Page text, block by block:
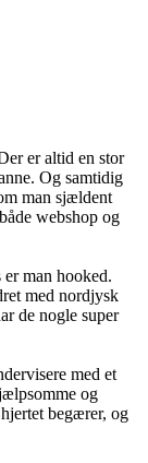
er altid en stor
Og samtidig
man sjældent
webshop og
man hooked.
med nordjysk
de nogle super
med et
og
begærer, og